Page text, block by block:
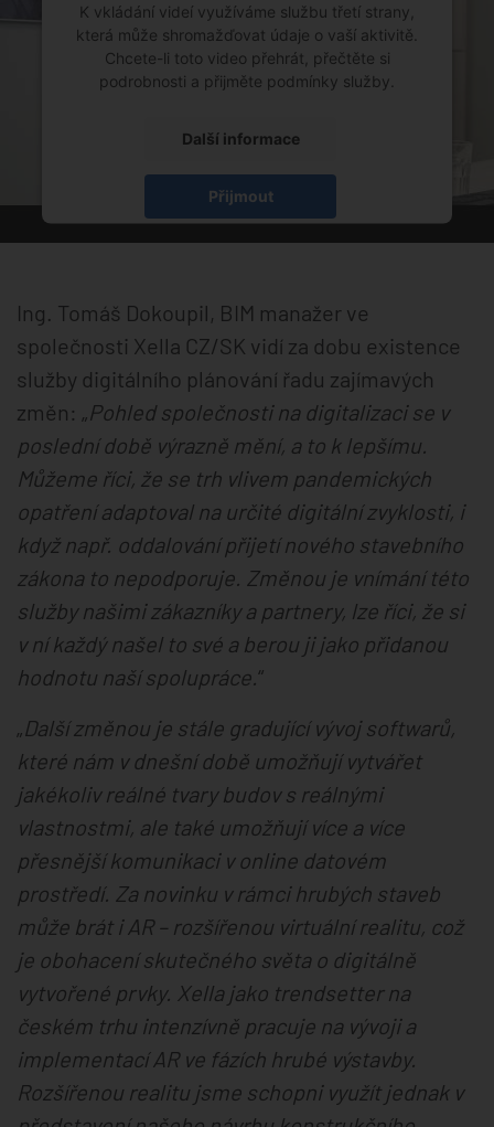
K vkládání videí využíváme službu třetí strany,
která může shromažďovat údaje o vaší aktivitě.
Chcete-li toto video přehrát, přečtěte si
podrobnosti a přijměte podmínky služby.
Další informace
Přijmout
Ing. Tomáš Dokoupil, BIM manažer ve
společnosti Xella CZ/SK vidí za dobu existence
služby digitálního plánování řadu zajímavých
změn: „Pohled společnosti na digitalizaci se v
poslední době výrazně mění, a to k lepšímu.
Můžeme říci, že se trh vlivem pandemických
opatření adaptoval na určité digitální zvyklosti, i
když např. oddalování přijetí nového stavebního
zákona to nepodporuje. Změnou je vnímání této
služby našimi zákazníky a partnery, lze říci, že si
v ní každý našel to své a berou ji jako přidanou
hodnotu naší spolupráce.“
„Další změnou je stále gradující vývoj softwarů,
které nám v dnešní době umožňují vytvářet
jakékoliv reálné tvary budov s reálnými
vlastnostmi, ale také umožňují více a více
přesnější komunikaci v online datovém
prostředí. Za novinku v rámci hrubých staveb
může brát i AR – rozšířenou virtuální realitu, což
je obohacení skutečného světa o digitálně
vytvořené prvky. Xella jako trendsetter na
českém trhu intenzívně pracuje na vývoji a
implementací AR ve fázích hrubé výstavby.
Rozšířenou realitu jsme schopni využít jednak v